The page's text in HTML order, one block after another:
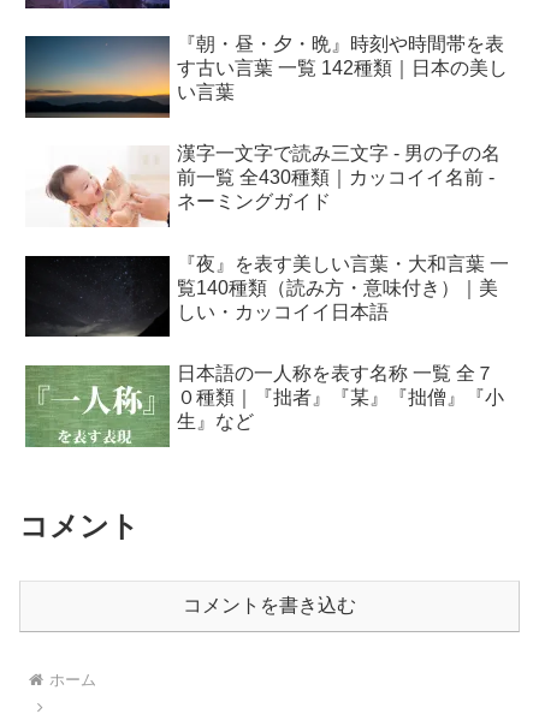
『朝・昼・夕・晩』時刻や時間帯を表
す古い言葉 一覧 142種類｜日本の美し
い言葉
漢字一文字で読み三文字 - 男の子の名
前一覧 全430種類｜カッコイイ名前 -
ネーミングガイド
『夜』を表す美しい言葉・大和言葉 一
覧140種類（読み方・意味付き）｜美
しい・カッコイイ日本語
日本語の一人称を表す名称 一覧 全７
０種類｜『拙者』『某』『拙僧』『小
生』など
コメント
コメントを書き込む
ホーム